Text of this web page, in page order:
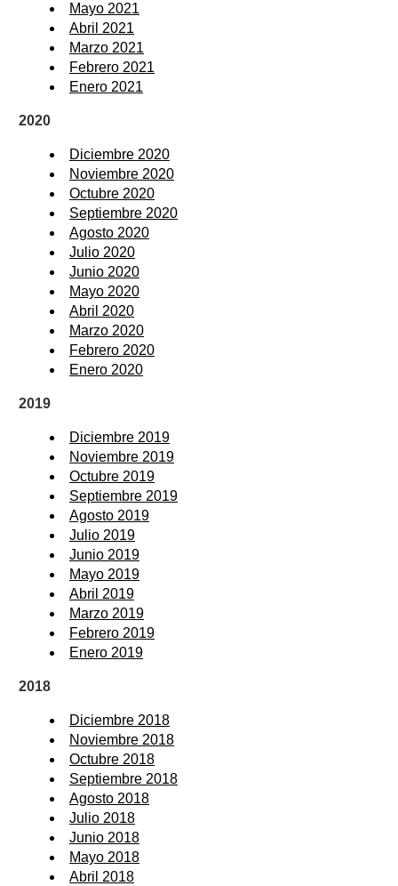
Mayo 2021
Abril 2021
Marzo 2021
Febrero 2021
Enero 2021
2020
Diciembre 2020
Noviembre 2020
Octubre 2020
Septiembre 2020
Agosto 2020
Julio 2020
Junio 2020
Mayo 2020
Abril 2020
Marzo 2020
Febrero 2020
Enero 2020
2019
Diciembre 2019
Noviembre 2019
Octubre 2019
Septiembre 2019
Agosto 2019
Julio 2019
Junio 2019
Mayo 2019
Abril 2019
Marzo 2019
Febrero 2019
Enero 2019
2018
Diciembre 2018
Noviembre 2018
Octubre 2018
Septiembre 2018
Agosto 2018
Julio 2018
Junio 2018
Mayo 2018
Abril 2018